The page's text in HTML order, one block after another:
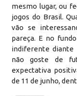
mesmo lugar, ou
jogos do Brasil.
vão se
pareça. E no
indiferente diante
não goste de
expectativa
de 11 de junho,